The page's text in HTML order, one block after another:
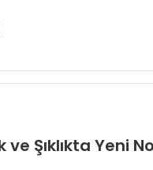
Şıklıkta Yeni